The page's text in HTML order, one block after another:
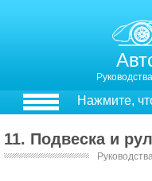
Нажмите,
11. Подвеска и